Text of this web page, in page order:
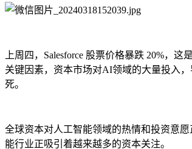
上周四，Salesforce 股票价格暴跌 20%，
关键因素，资本市场对AI领域的大量投入
死。
全球资本对人工智能领域的热情和投资意
能行业正吸引着越来越多的资本关注。